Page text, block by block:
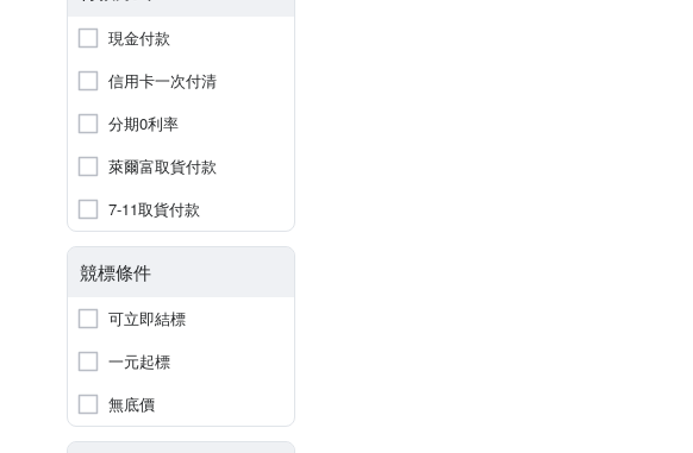
現金付款
信用卡一次付清
分期0利率
萊爾富取貨付款
7-11取貨付款
競標條件
可立即結標
一元起標
無底價